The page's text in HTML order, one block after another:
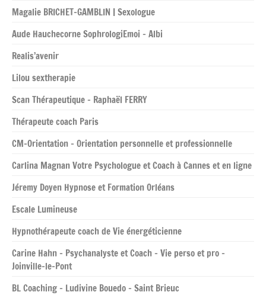
Magalie BRICHET-GAMBLIN | Sexologue
Aude Hauchecorne SophrologiEmoi – Albi
Realis’avenir
Lilou sextherapie
Scan Thérapeutique – Raphaël FERRY
Thérapeute coach Paris
CM-Orientation – Orientation personnelle et professionnelle
Carlina Magnan Votre Psychologue et Coach à Cannes et en ligne
Jéremy Doyen Hypnose et Formation Orléans
Escale Lumineuse
Hypnothérapeute coach de Vie énergéticienne
Carine Hahn – Psychanalyste et Coach – Vie perso et pro –
Joinville-le-Pont
BL Coaching – Ludivine Bouedo – Saint Brieuc